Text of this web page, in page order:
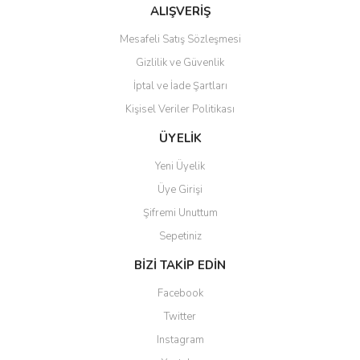
Bu ürüne benzer farklı alternatifler olmalı.
Gönder
ALIŞVERİŞ
Mesafeli Satış Sözleşmesi
Gizlilik ve Güvenlik
İptal ve İade Şartları
Kişisel Veriler Politikası
ÜYELİK
Yeni Üyelik
Üye Girişi
Şifremi Unuttum
Sepetiniz
BİZİ TAKİP EDİN
Facebook
Twitter
Instagram